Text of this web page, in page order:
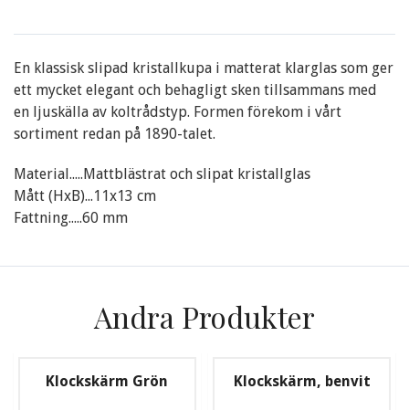
En klassisk slipad kristallkupa i matterat klarglas som ger
ett mycket elegant och behagligt sken tillsammans med
en ljuskälla av koltrådstyp. Formen förekom i vårt
sortiment redan på 1890-talet.
Material.....Mattblästrat och slipat kristallglas
Mått (HxB)...11x13 cm
Fattning.....60 mm
Andra Produkter
Klockskärm Grön Klockskärm, benvit